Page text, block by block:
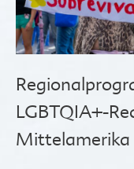
LGBTQIA+-
Mittelamerika